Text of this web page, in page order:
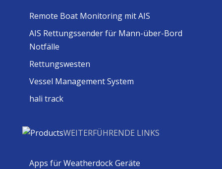
Remote Boat Monitoring mit AIS
AIS Rettungssender für Mann-über-Bord
Notfälle
Rettungswesten
Vessel Management System
hali track
WEITERFÜHRENDE LINKS
Apps für Weatherdock Geräte